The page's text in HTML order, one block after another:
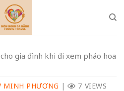
cho gia đình khi đi xem pháo hoa
MINH PHƯƠNG | 7 VIEWS